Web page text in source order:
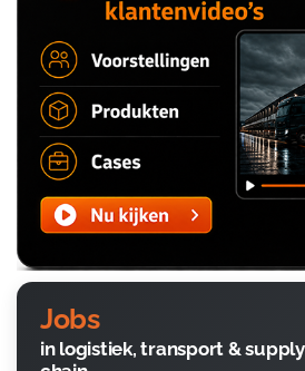
Jobs
in logistiek, transport & supply